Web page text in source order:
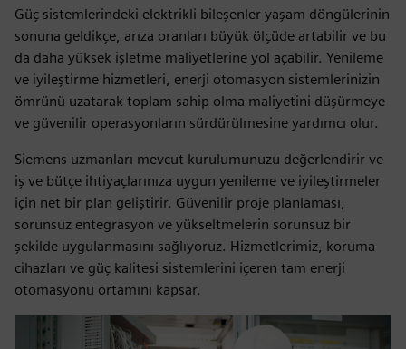
Güç sistemlerindeki elektrikli bileşenler yaşam döngülerinin
sonuna geldikçe, arıza oranları büyük ölçüde artabilir ve bu
da daha yüksek işletme maliyetlerine yol açabilir. Yenileme
ve iyileştirme hizmetleri, enerji otomasyon sistemlerinizin
ömrünü uzatarak toplam sahip olma maliyetini düşürmeye
ve güvenilir operasyonların sürdürülmesine yardımcı olur.
Siemens uzmanları mevcut kurulumunuzu değerlendirir ve
iş ve bütçe ihtiyaçlarınıza uygun yenileme ve iyileştirmeler
için net bir plan geliştirir. Güvenilir proje planlaması,
sorunsuz entegrasyon ve yükseltmelerin sorunsuz bir
şekilde uygulanmasını sağlıyoruz. Hizmetlerimiz, koruma
cihazları ve güç kalitesi sistemlerini içeren tam enerji
otomasyonu ortamını kapsar.